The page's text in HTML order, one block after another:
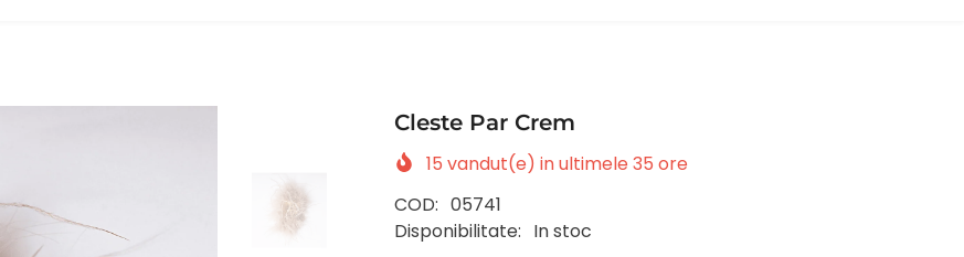
Cleste Par Crem
15 vandut(e) in ultimele35 ore
COD: 05741
Disponibilitate: In stoc